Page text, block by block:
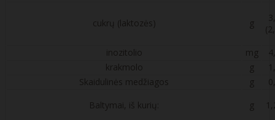
cukrų (laktozės) g
inozitolio
mg
krakmolo
g
Skaidulinės medžiagos
g
Baltymai, iš kurių:
g